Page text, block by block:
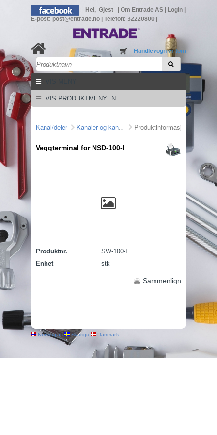
Hei, Gjest Om Entrade AS Login
E-post: post@entrade.no
Telefon: 32220800
Handlevogn er tom
VIS PRODUKTMENYEN
Kanal/deler Kanaler og kanaldeler Produktinformasjon
Veggterminal for NSD-100-I
Produktnr.
SW-100-I
Enhet
stk
Sammenlign
Norwegian Sverige Danmark